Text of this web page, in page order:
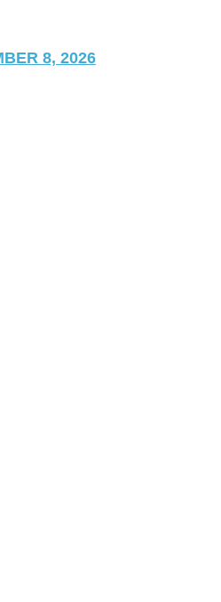
8, 2026